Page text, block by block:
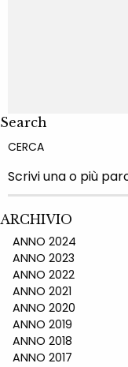
Search
CERCA
ARCHIVIO
ANNO 2024
ANNO 2023
ANNO 2022
ANNO 2021
ANNO 2020
ANNO 2019
ANNO 2018
ANNO 2017